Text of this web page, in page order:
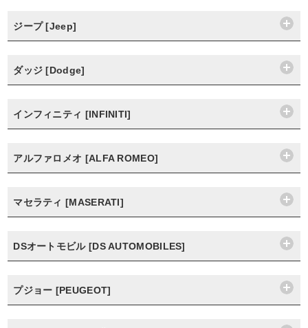
ジープ [Jeep]
ダッジ [Dodge]
インフィニティ [INFINITI]
アルファロメオ [ALFA ROMEO]
マセラティ [MASERATI]
DSオートモビル [DS AUTOMOBILES]
プジョー [PEUGEOT]